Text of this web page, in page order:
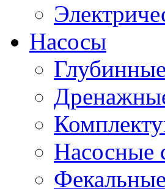
Насосы
Глубинные
Насосные